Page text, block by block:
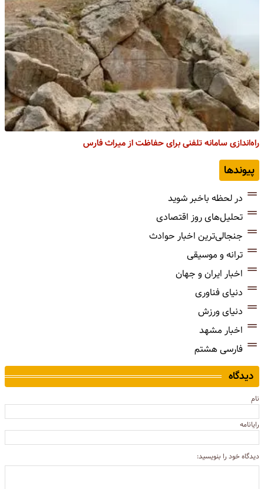
راه‌اندازی سامانه تلفنی برای حفاظت از میراث فارس
پیوندها
در لحظه باخبر شوید
تحلیل‌های روز اقتصادی
جنجالی‌ترین اخبار حوادث
ترانه و موسیقی
اخبار ایران و جهان
دنیای فناوری
دنیای ورزش
اخبار مشهد
فارسی هشتم
دیدگاه
نام
رایانامه
دیدگاه خود را بنویسید: